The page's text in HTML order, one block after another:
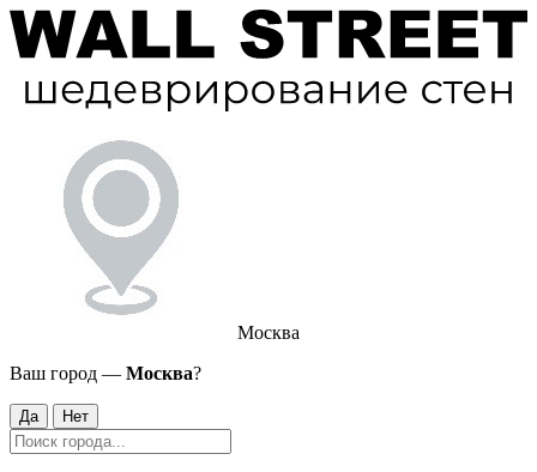
Москва
Ваш город — Москва?
Да Нет